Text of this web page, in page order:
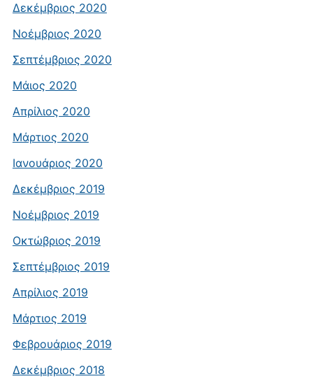
Δεκέμβριος 2020
Νοέμβριος 2020
Σεπτέμβριος 2020
Μάιος 2020
Απρίλιος 2020
Μάρτιος 2020
Ιανουάριος 2020
Δεκέμβριος 2019
Νοέμβριος 2019
Οκτώβριος 2019
Σεπτέμβριος 2019
Απρίλιος 2019
Μάρτιος 2019
Φεβρουάριος 2019
Δεκέμβριος 2018